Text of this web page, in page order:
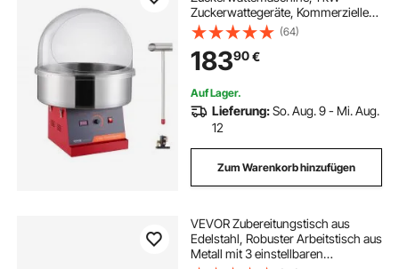
Zuckerwattegeräte, Kommerzielle
Zuckerwattemaschine mit
Abdeckung, Edelstahlschüssel &
Zuckerlöffel, für Kindergeburtstage
zu Hause, Familienfeiern (Rot)
(64)
18390€
Auf Lager.
Lieferung:So. Aug. 9 - Mi. Aug.
12
Zum Warenkorb hinzufügen
VEVOR Zubereitungstisch aus
Edelstahl, Robuster Arbeitstisch aus
Metall mit 3 einstellbaren